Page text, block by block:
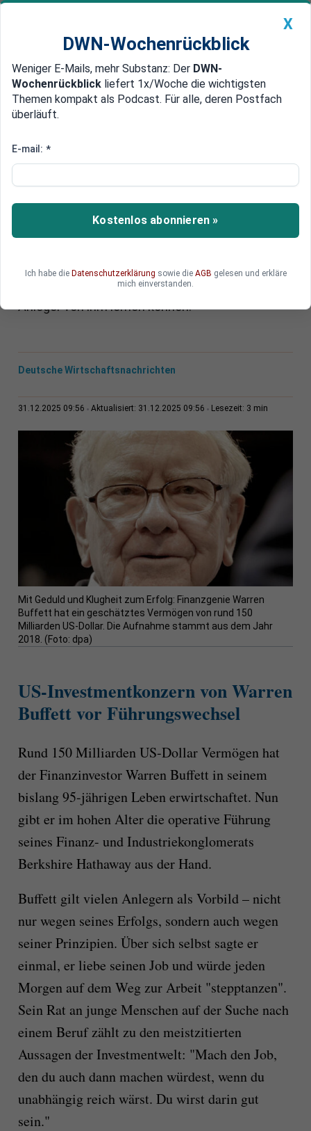
Newsticker MEIN DWN: Geldanlage Premium
Edelmetalle DWN-Magazin China
Warren Buffett übergibt
Omaha bleibt
Er ist das Gesicht des Value Investing, ein Vorbild
für Generationen von Anlegern – und nun zieht
an der Spitze von Berkshire Hathaway gibt der
95-Jährige die operative Führung ab. Was
Anleger von ihm lernen können.
Deutsche Wirtschaftsnachrichten
31.12.2025 09:56 Aktualisiert: 31.12.2025 09:56 Lesezeit: 3 min
Mit Geduld und Klugheit zum Erfolg: Finanzgenie Warren
Buffett hat ein geschätztes Vermögen von rund 150
Milliarden US-Dollar. Die Aufnahme stammt aus dem Jahr
2018. (Foto: dpa)
US-Investmentkonzern von Warren
Buffett vor Führungswechsel
Rund 150 Milliarden US-Dollar Vermögen hat
der Finanzinvestor Warren Buffett in seinem
bislang 95-jährigen Leben erwirtschaftet. Nun
gibt er im hohen Alter die operative Führung
seines Finanz- und Industriekonglomerats
Berkshire Hathaway aus der Hand.
Buffett gilt vielen Anlegern als Vorbild – nicht
nur wegen seines Erfolgs, sondern auch wegen
seiner Prinzipien. Über sich selbst sagte er
einmal, er liebe seinen Job und würde jeden
Morgen auf dem Weg zur Arbeit "stepptanzen".
Sein Rat an junge Menschen auf der Suche nach
einem Beruf zählt zu den meistzitierten
Aussagen der Investmentwelt: "Mach den Job,
den du auch dann machen würdest, wenn du
unabhängig reich wärst. Du wirst darin gut
sein."
X
DWN-Wochenrückblick
Weniger E-Mails, mehr Substanz: Der DWN-
Wochenrückblick liefert 1x/Woche die wichtigsten
Themen kompakt als Podcast. Für alle, deren Postfach
überläuft.
E-mail: *
Kostenlos abonnieren »
Ich habe die Datenschutzerklärung sowie die AGB gelesen und erkläre
mich einverstanden.